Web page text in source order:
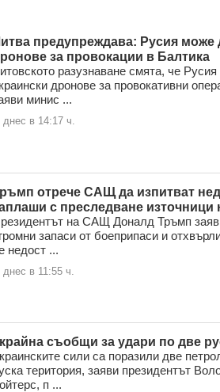
предупреждава: Русия може
за провокации в Балтика
разузнаване смята, че
дронове за провокативни
минис ...
днес в 14:17 ч.
отрече САЩ да изпитват
с преследване
на САЩ Доналд Тръмп
запаси от боеприпаси и
недост ...
днес в 11:55 ч.
съобщи за удари по две
сили са поразили две
територия, заяви президентът
п ...